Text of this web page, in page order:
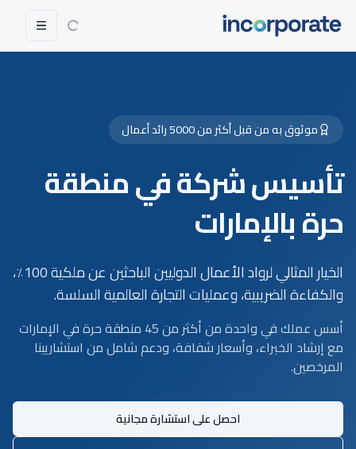
موثوق به من قبل أكثر من 5000 رائد أعمال
تأسيس شركة في منطقة
حرة بالإمارات
الخيار المثالي لرواد الأعمال الدوليين الباحثين عن ملكية 100٪،
والكفاءة الضريبية، وعمليات التجارة العالمية السلسة.
أسس عملك في واحدة من أكثر من 45 منطقة حرة في الإمارات
مع إرشاد الخبراء، وأسعار شفافة، ودعم شامل من استشاريينا
المرخصين.
احصل على استشارة مجانية